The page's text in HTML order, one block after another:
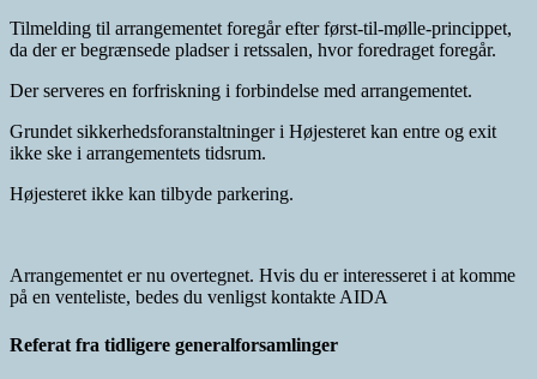
Tilmelding til arrangementet foregår efter først-til-mølle-princippet,
da der er begrænsede pladser i retssalen, hvor foredraget foregår.
Der serveres en forfriskning i forbindelse med arrangementet.
Grundet sikkerhedsforanstaltninger i Højesteret kan entre og exit
ikke ske i arrangementets tidsrum.
Højesteret ikke kan tilbyde parkering.
Arrangementet er nu overtegnet. Hvis du er interesseret i at komme
på en venteliste, bedes du venligst kontakte AIDA
Referat fra tidligere generalforsamlinger